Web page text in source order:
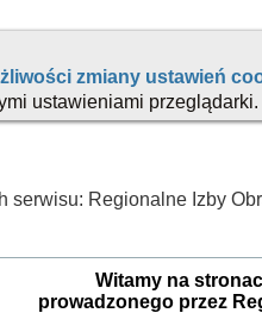
Witamy na
prowadzonego przez